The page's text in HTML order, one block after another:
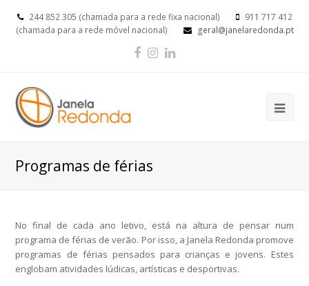
244 852 305 (chamada para a rede fixa nacional)
911 717 412
(chamada para a rede móvel nacional)
geral@janelaredonda.pt
Facebook
Instagram
Programas de férias
No final de cada ano letivo, está na altura de pensar num
programa de férias de verão. Por isso, a Janela Redonda promove
programas de férias pensados para crianças e jovens. Estes
englobam atividades lúdicas, artísticas e desportivas.